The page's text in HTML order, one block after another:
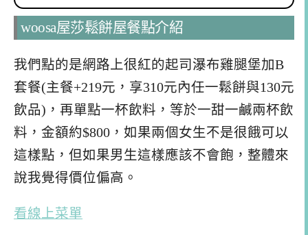
woosa屋莎鬆餅屋餐點介紹
我們點的是網路上很紅的起司瀑布雞腿堡加B
套餐(主餐+219元，享310元內任一鬆餅與130元
飲品)，再單點一杯飲料，等於一甜一鹹兩杯飲
料，金額約$800，如果兩個女生不是很餓可以
這樣點，但如果男生這樣應該不會飽，整體來
說我覺得價位偏高。
看線上菜單